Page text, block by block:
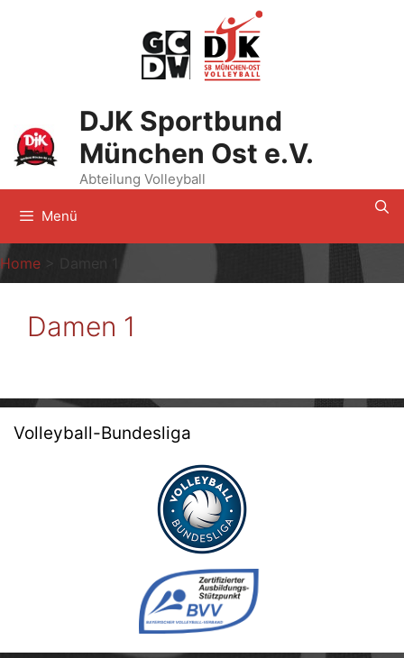
DJK Sportbund
München Ost e.V.
Abteilung Volleyball
Menü
Home Damen 1
Damen 1
Volleyball-Bundesliga